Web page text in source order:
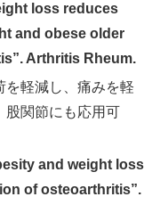
loss reduces
and obese older
Arthritis Rheum.
を軽減し、痛みを軽
股関節にも応用可
and weight loss
of osteoarthritis”.